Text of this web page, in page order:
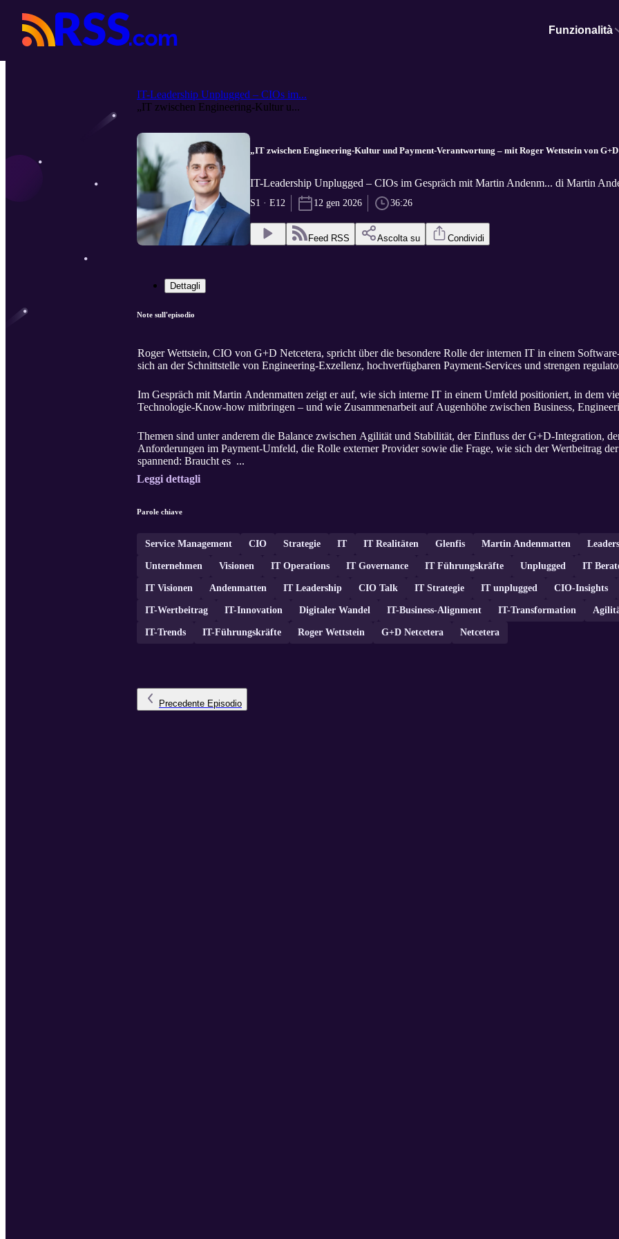
Funzionalità
IT-Leadership Unplugged – CIOs im...
„IT zwischen Engineering-Kultur u...
„IT zwischen Engineering-Kultur und Payment-Verantwortung – mit Roger Wettstein von G+D
IT-Leadership Unplugged – CIOs im Gespräch mit Martin Andenm... di Martin
S1 · E12 12 gen 2026 36:26
Feed RSS Ascolta su Condividi
Dettagli
Note sull'episodio
Roger Wettstein, CIO von G+D Netcetera, spricht über die besondere Rolle der internen IT in einem
sich an der Schnittstelle von Engineering-Exzellenz, hochverfügbaren Payment-Services und strengen
Im Gespräch mit Martin Andenmatten zeigt er auf, wie sich interne IT in einem Umfeld positioniert, in dem
Technologie-Know-how mitbringen – und wie Zusammenarbeit auf Augenhöhe zwischen Business,
Themen sind unter anderem die Balance zwischen Agilität und Stabilität, der Einfluss der G+D-Integration,
Anforderungen im Payment-Umfeld, die Rolle externer Provider sowie die Frage, wie sich der Wertbeitrag
spannend: Braucht es ...
Leggi dettagli
Parole chiave
Service Management CIO Strategie IT IT Realitäten Glenfis Martin Andenmatten
Unternehmen Visionen IT Operations IT Governance IT Führungskräfte Unplugged IT
IT Visionen Andenmatten IT Leadership CIO Talk IT Strategie IT unplugged CIO-Insights
IT-Wertbeitrag IT-Innovation Digitaler Wandel IT-Business-Alignment IT-Transformation
IT-Trends IT-Führungskräfte Roger Wettstein G+D Netcetera Netcetera
Precedente Episodio